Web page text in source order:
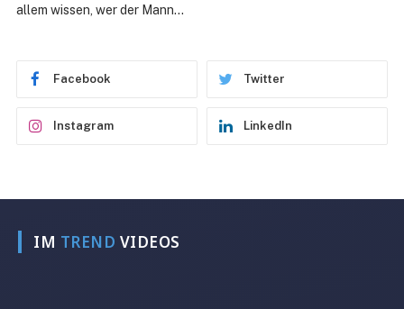
Antwort: Die bekannte NDR-Moderatorin…
Facebook Twitter
Instagram LinkedIn
IM TREND VIDEOS